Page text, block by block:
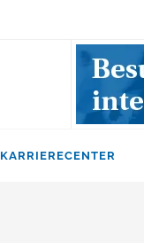
KARRIERECENTER